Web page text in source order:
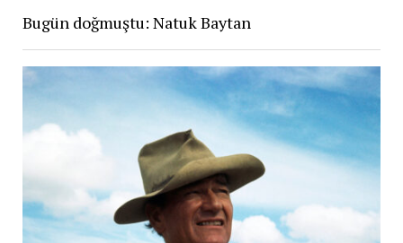
Bugün doğmuştu: Natuk Baytan